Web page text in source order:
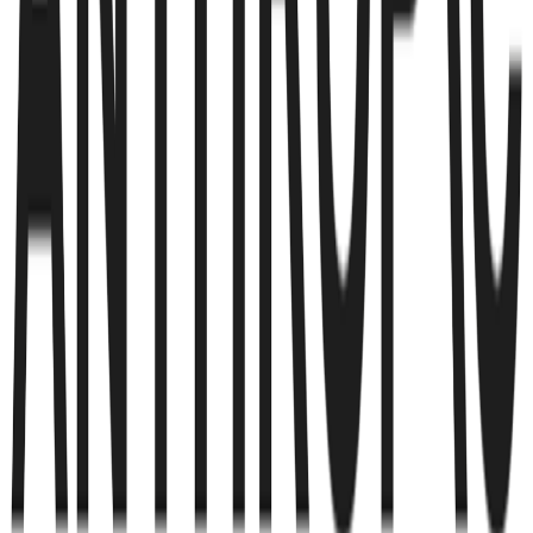
Aで$40Mを調達
2026/08/08
AI創薬のOdyssey Therapeutics、Evotec
と提携し自己免疫・炎症性疾患の低分子
創薬を加速
2026/08/07
AIインフラのAnthropic、Claude向けカ
スタムAIチップを設計する自社シリコン
チームを構築
2026/08/07